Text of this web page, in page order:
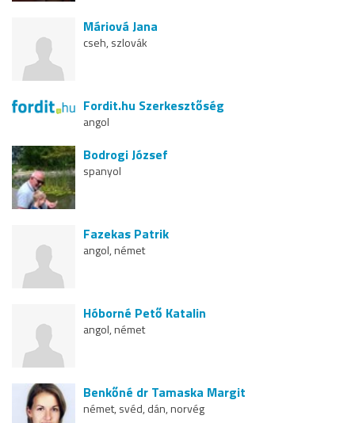
Máriová Jana
cseh, szlovák
Fordit.hu Szerkesztőség
angol
Bodrogi József
spanyol
Fazekas Patrik
angol, német
Hóborné Pető Katalin
angol, német
Benkőné dr Tamaska Margit
német, svéd, dán, norvég